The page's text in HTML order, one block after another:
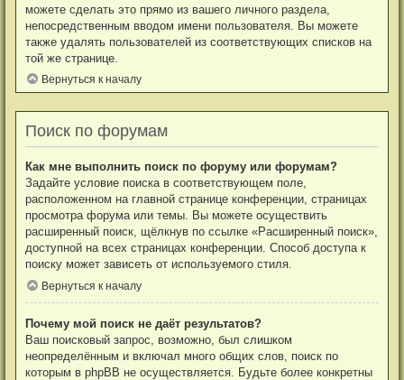
можете сделать это прямо из вашего личного раздела,
непосредственным вводом имени пользователя. Вы можете
также удалять пользователей из соответствующих списков на
той же странице.
Вернуться к началу
Поиск по форумам
Как мне выполнить поиск по форуму или форумам?
Задайте условие поиска в соответствующем поле,
расположенном на главной странице конференции, страницах
просмотра форума или темы. Вы можете осуществить
расширенный поиск, щёлкнув по ссылке «Расширенный поиск»,
доступной на всех страницах конференции. Способ доступа к
поиску может зависеть от используемого стиля.
Вернуться к началу
Почему мой поиск не даёт результатов?
Ваш поисковый запрос, возможно, был слишком
неопределённым и включал много общих слов, поиск по
которым в phpBB не осуществляется. Будьте более конкретны